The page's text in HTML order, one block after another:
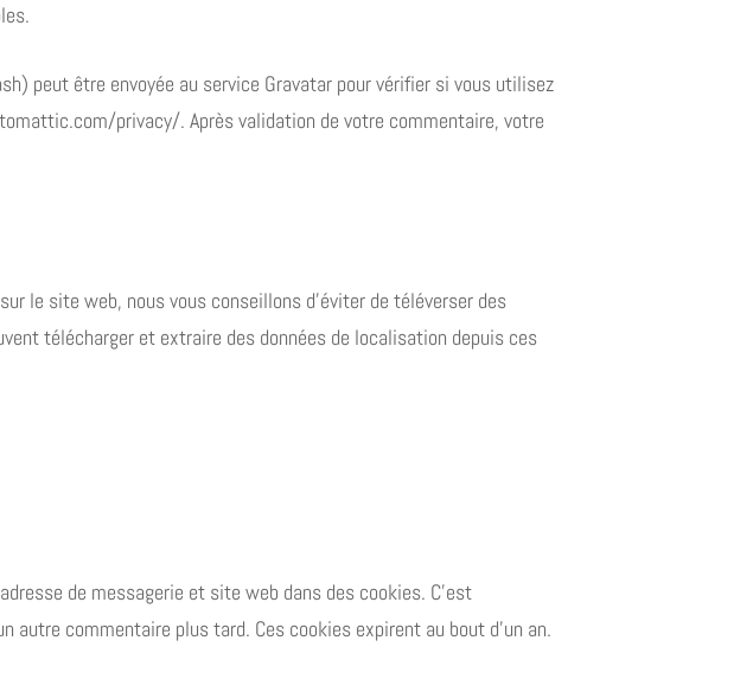
peut être envoyée au service Gravatar pour vérifier si vous utilisez
privacy/. Après validation de votre commentaire, votre
le site web, nous vous conseillons d’éviter de téléverser des
télécharger et extraire des données de localisation depuis ces
de messagerie et site web dans des cookies. C’est
commentaire plus tard. Ces cookies expirent au bout d’un an.